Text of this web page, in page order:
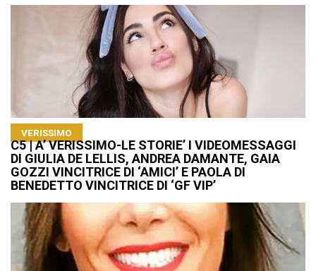
VERISSIMO
C5 | A’ VERISSIMO-LE STORIE’ I VIDEOMESSAGGI
DI GIULIA DE LELLIS, ANDREA DAMANTE, GAIA
GOZZI VINCITRICE DI ‘AMICI’ E PAOLA DI
BENEDETTO VINCITRICE DI ‘GF VIP’